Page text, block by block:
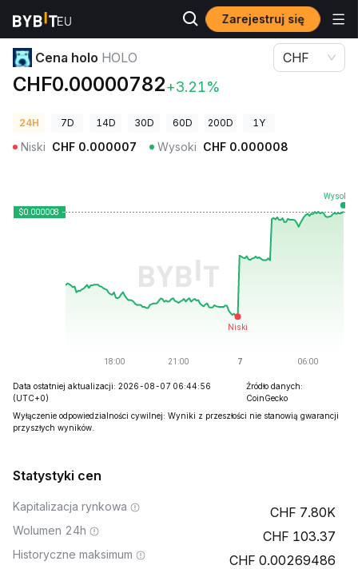
Zarejestruj się
Ceny kryptowalut Cena holo HOLO
Cena holo HOLO
CHF0.00000782+3.21%
CHF
24H 7D 14D 30D 60D 200D 1Y
Niski CHF 0.000007 Wysoki CHF 0.000008
Data ostatniej aktualizacji: 2026-08-07 06:44:56
(UTC+0)
Źródło danych:
CoinGecko
Wyłączenie odpowiedzialności cywilnej: Wyniki z przeszłości nie stanowią gwarancji
przyszłych wyników.
Statystyki cen
Kapitalizacja rynkowa 7.80K
Wolumen 24h 103.37
Historyczne maksimum 0.00269486